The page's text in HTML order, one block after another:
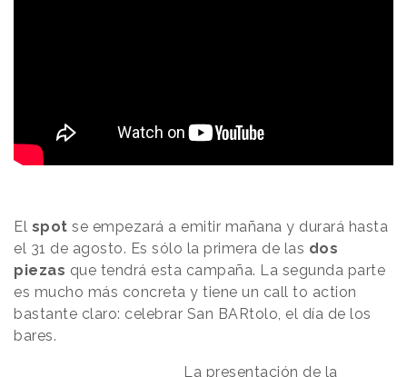
El spot se empezará a emitir mañana y durará hasta
el 31 de agosto. Es sólo la primera de las dos
piezas que tendrá esta campaña. La segunda parte
es mucho más concreta y tiene un call to action
bastante claro: celebrar San BARtolo, el día de los
bares.
La presentación de la